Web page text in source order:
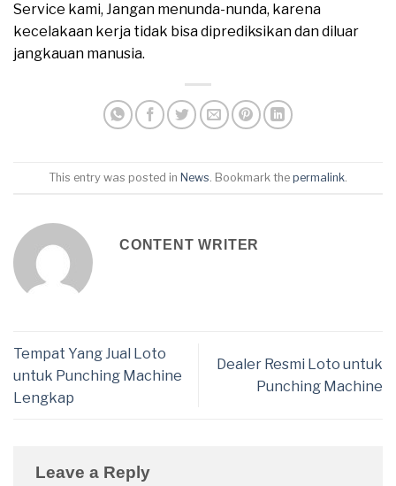
Service kami, Jangan menunda-nunda, karena
kecelakaan kerja tidak bisa diprediksikan dan diluar
jangkauan manusia.
This entry was posted in News . Bookmark the permalink
CONTENT WRITER
Tempat Yang Jual Loto
untuk Punching Machine
Lengkap
Dealer Resmi Loto untuk
Punching Machine
Leave a Reply